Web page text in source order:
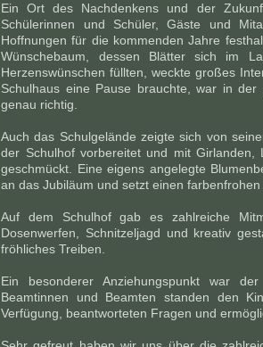
Ein Ort des Nachdenkens und der
Schülerinnen und Schüler, Gäste und
Hoffnungen für die kommenden Jahre
Wünschebaum, dessen Blätter sich im
Herzenswünschen füllten, weckte großes
Schulhaus eine Pause brauchte, war in der
genau richtig.
Auch das Schulgelände zeigte sich von
der Schulhof vorbereitet und mit Girlanden,
geschmückt. Eine eigens angelegte
an das Jubiläum und setzt einen farbenfrohen
Auf dem Schulhof gab es zahlreiche
Dosenwerfen, Schnitzeljagd und kreativ
fröhliches Treiben.
Ein besonderer Anziehungspunkt war
Beamtinnen und Beamten standen den
Verfügung, beantworteten Fragen und